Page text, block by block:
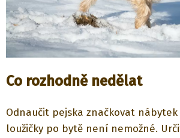
Co rozhodně nedělat
Odnaučit pejska značkovat
loužičky po bytě není nemožné.